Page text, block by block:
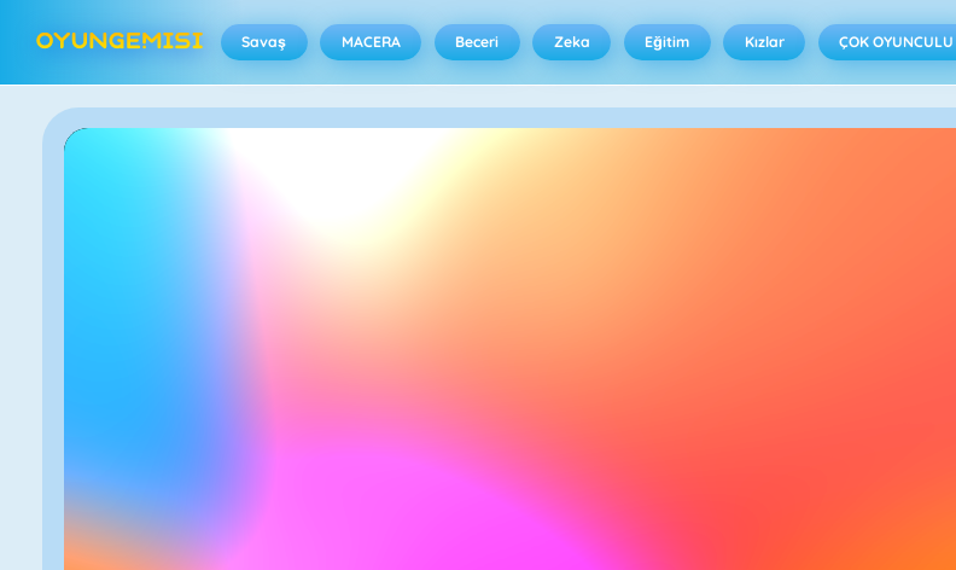
Savaş MACERA Beceri Zeka Eğitim Kızlar ÇOK OYUNCULU